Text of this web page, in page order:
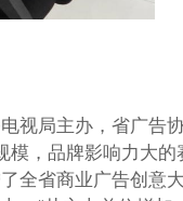
视局主办，省广告
模，品牌影响力大的
全省商业广告创意大